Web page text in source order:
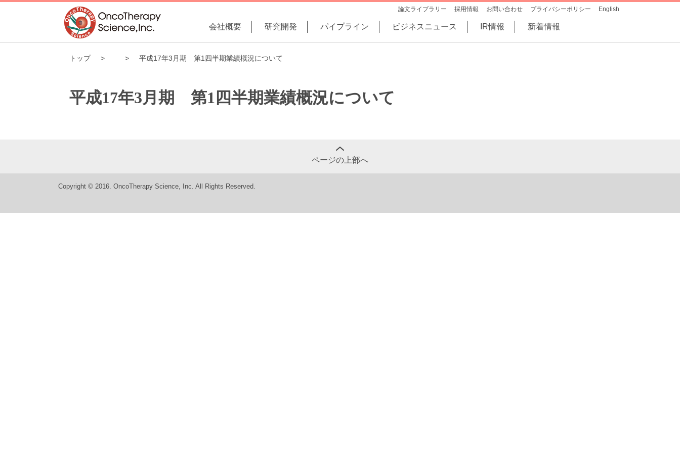
論文ライブラリー 採用情報 お問い合わせ プライバシーポリシー English
会社概要 研究開発 パイプライン ビジネスニュース IR情報 新着情報
トップ 平成17年3月期 第1四半期業績概況について
平成17年3月期 第1四半期業績概況について
ページの上部へ
Copyright © 2016. OncoTherapy Science, Inc. All Rights Reserved.